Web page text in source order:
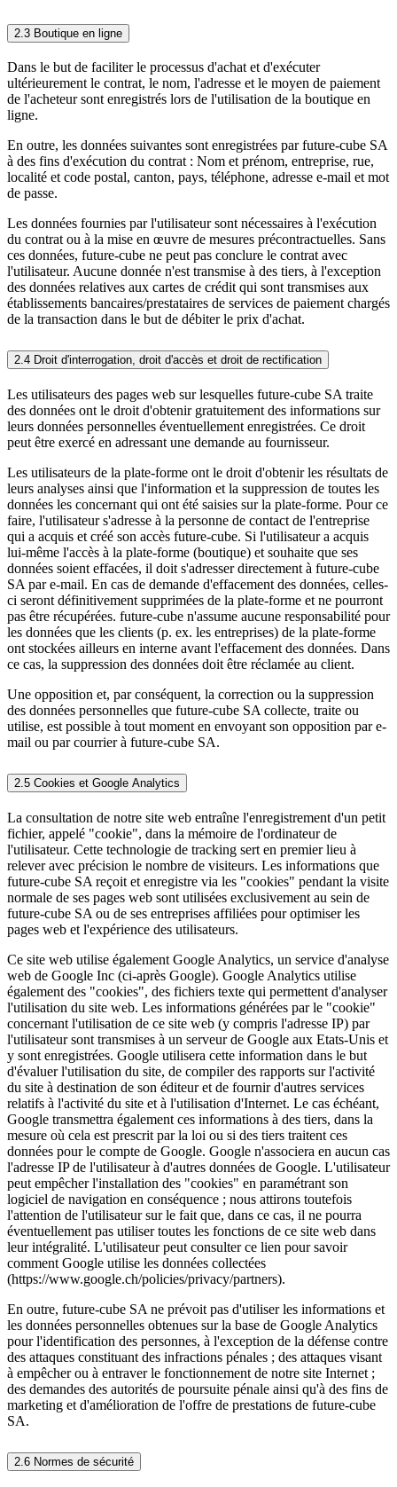
2.3 Boutique en ligne
Dans le but de faciliter le processus d'achat et d'exécuter
ultérieurement le contrat, le nom, l'adresse et le moyen de paiement
de l'acheteur sont enregistrés lors de l'utilisation de la boutique en
ligne.
En outre, les données suivantes sont enregistrées par future-cube SA
à des fins d'exécution du contrat : Nom et prénom, entreprise, rue,
localité et code postal, canton, pays, téléphone, adresse e-mail et mot
de passe.
Les données fournies par l'utilisateur sont nécessaires à l'exécution
du contrat ou à la mise en œuvre de mesures précontractuelles. Sans
ces données, future-cube ne peut pas conclure le contrat avec
l'utilisateur. Aucune donnée n'est transmise à des tiers, à l'exception
des données relatives aux cartes de crédit qui sont transmises aux
établissements bancaires/prestataires de services de paiement chargés
de la transaction dans le but de débiter le prix d'achat.
2.4 Droit d'interrogation, droit d'accès et droit de rectification
Les utilisateurs des pages web sur lesquelles future-cube SA traite
des données ont le droit d'obtenir gratuitement des informations sur
leurs données personnelles éventuellement enregistrées. Ce droit
peut être exercé en adressant une demande au fournisseur.
Les utilisateurs de la plate-forme ont le droit d'obtenir les résultats de
leurs analyses ainsi que l'information et la suppression de toutes les
données les concernant qui ont été saisies sur la plate-forme. Pour ce
faire, l'utilisateur s'adresse à la personne de contact de l'entreprise
qui a acquis et créé son accès future-cube. Si l'utilisateur a acquis
lui-même l'accès à la plate-forme (boutique) et souhaite que ses
données soient effacées, il doit s'adresser directement à future-cube
SA par e-mail. En cas de demande d'effacement des données, celles-
ci seront définitivement supprimées de la plate-forme et ne pourront
pas être récupérées. future-cube n'assume aucune responsabilité pour
les données que les clients (p. ex. les entreprises) de la plate-forme
ont stockées ailleurs en interne avant l'effacement des données. Dans
ce cas, la suppression des données doit être réclamée au client.
Une opposition et, par conséquent, la correction ou la suppression
des données personnelles que future-cube SA collecte, traite ou
utilise, est possible à tout moment en envoyant son opposition par e-
mail ou par courrier à future-cube SA.
2.5 Cookies et Google Analytics
La consultation de notre site web entraîne l'enregistrement d'un petit
fichier, appelé "cookie", dans la mémoire de l'ordinateur de
l'utilisateur. Cette technologie de tracking sert en premier lieu à
relever avec précision le nombre de visiteurs. Les informations que
future-cube SA reçoit et enregistre via les "cookies" pendant la visite
normale de ses pages web sont utilisées exclusivement au sein de
future-cube SA ou de ses entreprises affiliées pour optimiser les
pages web et l'expérience des utilisateurs.
Ce site web utilise également Google Analytics, un service d'analyse
web de Google Inc (ci-après Google). Google Analytics utilise
également des "cookies", des fichiers texte qui permettent d'analyser
l'utilisation du site web. Les informations générées par le "cookie"
concernant l'utilisation de ce site web (y compris l'adresse IP) par
l'utilisateur sont transmises à un serveur de Google aux Etats-Unis et
y sont enregistrées. Google utilisera cette information dans le but
d'évaluer l'utilisation du site, de compiler des rapports sur l'activité
du site à destination de son éditeur et de fournir d'autres services
relatifs à l'activité du site et à l'utilisation d'Internet. Le cas échéant,
Google transmettra également ces informations à des tiers, dans la
mesure où cela est prescrit par la loi ou si des tiers traitent ces
données pour le compte de Google. Google n'associera en aucun cas
l'adresse IP de l'utilisateur à d'autres données de Google. L'utilisateur
peut empêcher l'installation des "cookies" en paramétrant son
logiciel de navigation en conséquence ; nous attirons toutefois
l'attention de l'utilisateur sur le fait que, dans ce cas, il ne pourra
éventuellement pas utiliser toutes les fonctions de ce site web dans
leur intégralité. L'utilisateur peut consulter ce lien pour savoir
comment Google utilise les données collectées
(https://www.google.ch/policies/privacy/partners).
En outre, future-cube SA ne prévoit pas d'utiliser les informations et
les données personnelles obtenues sur la base de Google Analytics
pour l'identification des personnes, à l'exception de la défense contre
des attaques constituant des infractions pénales ; des attaques visant
à empêcher ou à entraver le fonctionnement de notre site Internet ;
des demandes des autorités de poursuite pénale ainsi qu'à des fins de
marketing et d'amélioration de l'offre de prestations de future-cube
SA.
2.6 Normes de sécurité